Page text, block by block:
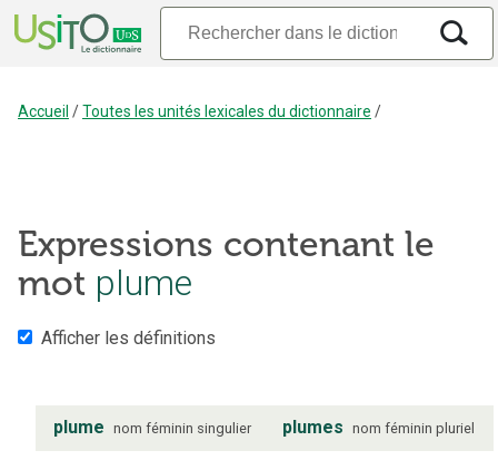
Accueil /Toutes les unités lexicales du dictionnaire /
Expressions contenant le
mot plume
Afficher les définitions
plume nom féminin singulier plumes nom féminin pluriel